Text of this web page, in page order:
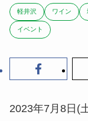
軽井沢 ワイン
イベント
2023年7月8日(